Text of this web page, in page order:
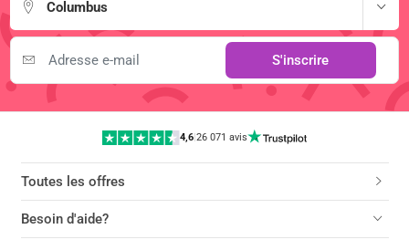
Columbus
S'inscrire
4,6 |26 071 avis
Toutes les offres
Besoin d'aide?